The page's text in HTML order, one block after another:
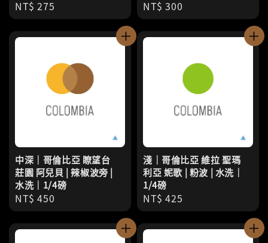
Regular
price
NT$ 275
Regular
price
NT$ 300
中深｜哥倫比亞 瞭望台
莊園 阿兒貝 | 辣椒波旁 |
水洗｜1/4磅
Regular
price
NT$ 450
淺｜哥倫比亞 維拉 聖瑪
利亞 妮歌 | 粉波 | 水洗｜
1/4磅
Regular
price
NT$ 425